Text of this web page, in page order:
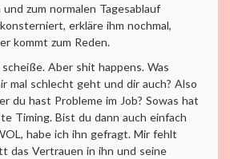
zum normalen Tagesablauf
erkläre ihm nochmal,
kommt zum Reden.
Aber shit happens. Was
mal schlecht geht und dir auch? Also
du hast Probleme im Job? Sowas hat
Timing. Bist du dann auch einfach
habe ich ihn gefragt. Mir fehlt
das Vertrauen in ihn und seine